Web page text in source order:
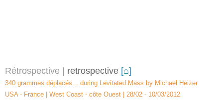
Rétrospective | retrospective [⌂]
340 grammes déplacés... during Levitated Mass by Michael Heizer
USA - France | West Coast - côte Ouest | 28/02 - 10/03/2012